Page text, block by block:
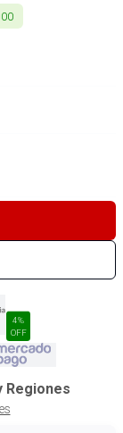
4%
OFF
Regiones